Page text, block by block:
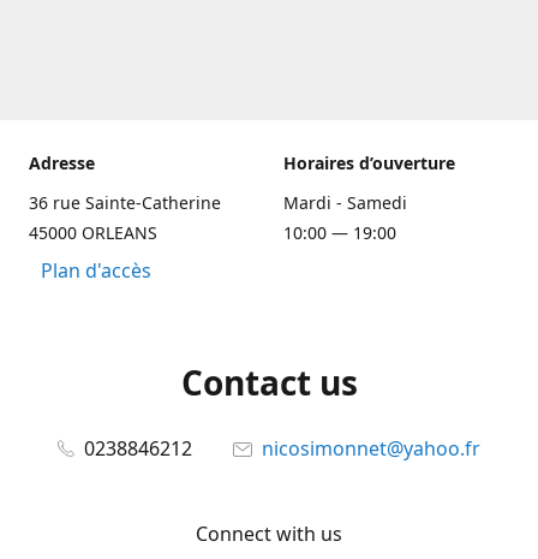
Adresse
36 rue Sainte-Catherine
45000 ORLEANS
Plan d'accès
Horaires d’ouverture
Mardi - Samedi
10:00 — 19:00
Contact us
0238846212 nicosimonnet@yahoo.fr
Connect with us